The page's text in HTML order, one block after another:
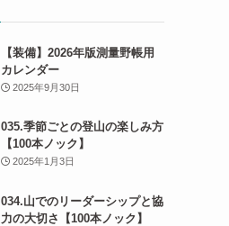
【装備】2026年版測量野帳用
カレンダー
2025年9月30日
035.季節ごとの登山の楽しみ方
【100本ノック】
2025年1月3日
034.山でのリーダーシップと協
力の大切さ【100本ノック】